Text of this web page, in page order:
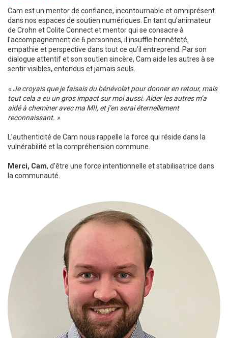
Cam est un mentor de confiance, incontournable et omniprésent
dans nos espaces de soutien numériques. En tant qu’animateur
de Crohn et Colite Connect et mentor qui se consacre à
l’accompagnement de 6 personnes, il insuffle honnêteté,
empathie et perspective dans tout ce qu’il entreprend. Par son
dialogue attentif et son soutien sincère, Cam aide les autres à se
sentir visibles, entendus et jamais seuls.
« Je croyais que je faisais du bénévolat pour donner en retour, mais
tout cela a eu un gros impact sur moi aussi. Aider les autres m’a
aidé à cheminer avec ma MII, et j’en serai éternellement
reconnaissant. »
L’authenticité de Cam nous rappelle la force qui réside dans la
vulnérabilité et la compréhension commune.
Merci, Cam, d’être une force intentionnelle et stabilisatrice dans
la communauté.